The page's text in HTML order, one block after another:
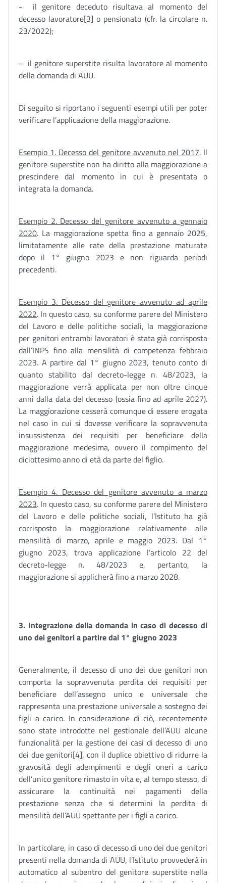
- il genitore deceduto risultava al momento del
decesso lavoratore[3] o pensionato (cfr. la circolare n.
23/2022);
- il genitore superstite risulta lavoratore al momento
della domanda di AUU.
Di seguito si riportano i seguenti esempi utili per poter
verificare l’applicazione della maggiorazione.
Esempio 1. Decesso del genitore avvenuto nel 2017. Il
genitore superstite non ha diritto alla maggiorazione a
prescindere dal momento in cui è presentata o
integrata la domanda.
Esempio 2. Decesso del genitore avvenuto a gennaio
2020. La maggiorazione spetta fino a gennaio 2025,
limitatamente alle rate della prestazione maturate
dopo il 1° giugno 2023 e non riguarda periodi
precedenti.
Esempio 3. Decesso del genitore avvenuto ad aprile
2022. In questo caso, su conforme parere del Ministero
del Lavoro e delle politiche sociali, la maggiorazione
per genitori entrambi lavoratori è stata già corrisposta
dall’INPS fino alla mensilità di competenza febbraio
2023. A partire dal 1° giugno 2023, tenuto conto di
quanto stabilito dal decreto-legge n. 48/2023, la
maggiorazione verrà applicata per non oltre cinque
anni dalla data del decesso (ossia fino ad aprile 2027).
La maggiorazione cesserà comunque di essere erogata
nel caso in cui si dovesse verificare la sopravvenuta
insussistenza dei requisiti per beneficiare della
maggiorazione medesima, ovvero il compimento del
diciottesimo anno di età da parte del figlio.
Esempio 4. Decesso del genitore avvenuto a marzo
2023. In questo caso, su conforme parere del Ministero
del Lavoro e delle politiche sociali, l’Istituto ha già
corrisposto la maggiorazione relativamente alle
mensilità di marzo, aprile e maggio 2023. Dal 1°
giugno 2023, trova applicazione l’articolo 22 del
decreto-legge n. 48/2023 e, pertanto, la
maggiorazione si applicherà fino a marzo 2028.
3. Integrazione della domanda in caso di decesso di
uno dei genitori a partire dal 1° giugno 2023
Generalmente, il decesso di uno dei due genitori non
comporta la sopravvenuta perdita dei requisiti per
beneficiare dell’assegno unico e universale che
rappresenta una prestazione universale a sostegno dei
figli a carico. In considerazione di ciò, recentemente
sono state introdotte nel gestionale dell’AUU alcune
funzionalità per la gestione dei casi di decesso di uno
dei due genitori[4], con il duplice obiettivo di ridurre la
gravosità degli adempimenti e degli oneri a carico
dell’unico genitore rimasto in vita e, al tempo stesso, di
assicurare la continuità nei pagamenti della
prestazione senza che si determini la perdita di
mensilità dell’AUU spettante per i figli a carico.
In particolare, in caso di decesso di uno dei due genitori
presenti nella domanda di AUU, l’Istituto provvederà in
automatico al subentro del genitore superstite nella